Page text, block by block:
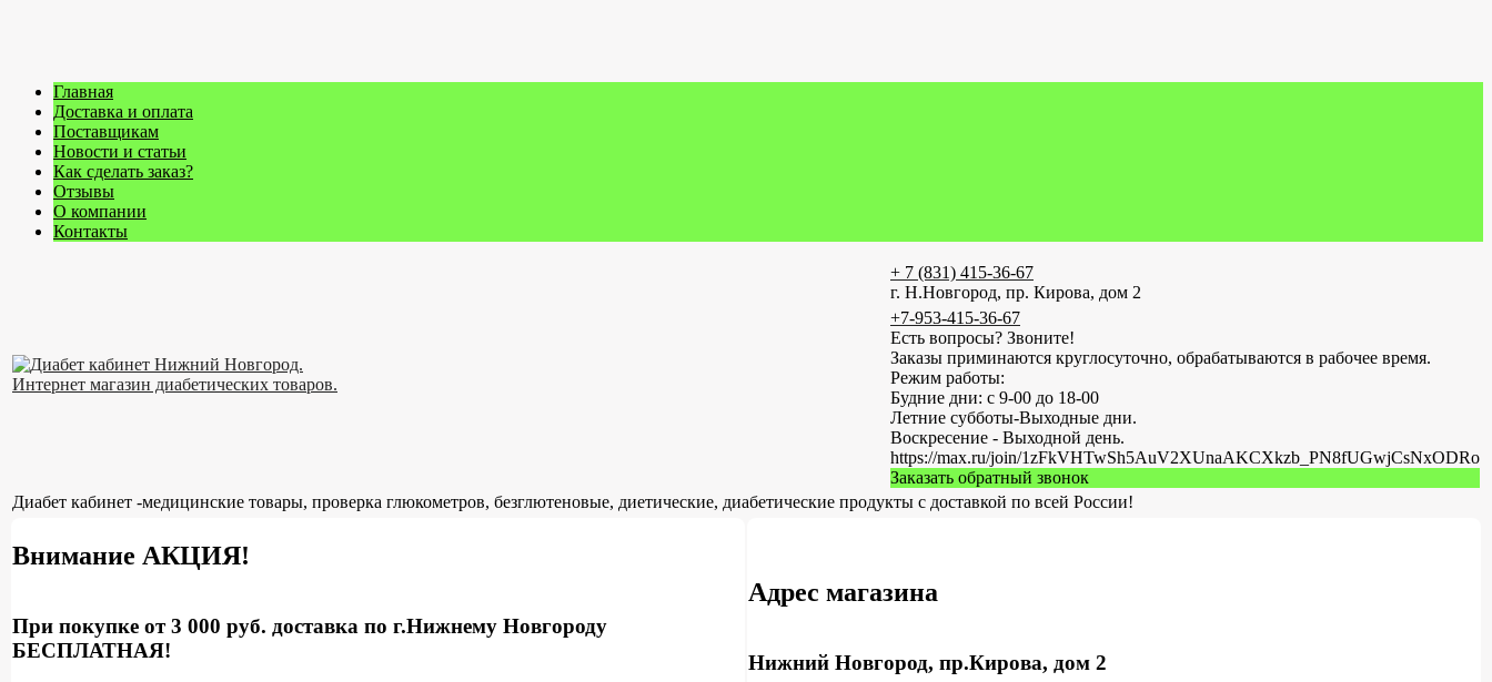
Главная
Доставка и оплата
Поставщикам
Новости и статьи
Как сделать заказ?
Отзывы
О компании
Контакты
+ 7 (831) 415-36-67
г. Н.Новгород, пр. Кирова, дом 2
+7-953-415-36-67
Есть вопросы? Звоните!
Заказы приминаются круглосуточно, обрабатываются в рабочее время.
Режим работы:
Будние дни: с 9-00 до 18-00
Летние субботы-Выходные дни.
Воскресение - Выходной день.
https://max.ru/join/1zFkVHTwSh5AuV2XUnaAKCXkzb_PN8fUGwjCsNxODRo
Заказать обратный звонок
Диабет кабинет -медицинские товары, проверка глюкометров, безглютеновые, диетические, диабетические продукты с доставкой по всей России!
Внимание АКЦИЯ!
При покупке от 3 000 руб. доставка по г.Нижнему Новгороду
БЕСПЛАТНАЯ!
Адрес магазина
Нижний Новгород, пр.Кирова, дом 2